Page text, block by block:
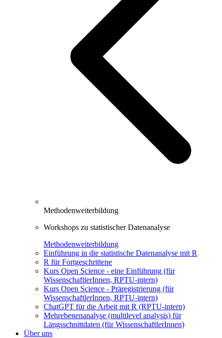
Methodenweiterbildung
Workshops zu statistischer Datenanalyse
Methodenweiterbildung
Einführung in die statistische Datenanalyse mit R
R für Fortgeschrittene
Kurs Open Science - eine Einführung (für
WissenschaftlerInnen, RPTU-intern)
Kurs Open Science - Präregistrierung (für
WissenschaftlerInnen, RPTU-intern)
ChatGPT für die Arbeit mit R (RPTU-intern)
Mehrebenenanalyse (multilevel analysis) für
Längsschnittdaten (für WissenschaftlerInnen)
Über uns